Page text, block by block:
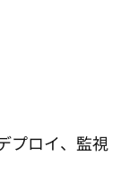
プロイ、監視